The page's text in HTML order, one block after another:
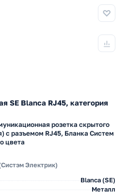
SE Blanca RJ45, категория
розетка скрытого
с разъемом RJ45, Бланка Систем
цвета
Электрик)
Blanca (SE)
Металл